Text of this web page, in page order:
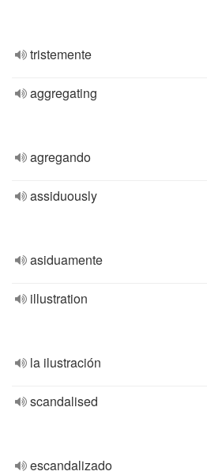
tristemente
aggregating
agregando
assiduously
asiduamente
illustration
la ilustración
scandalised
escandalizado